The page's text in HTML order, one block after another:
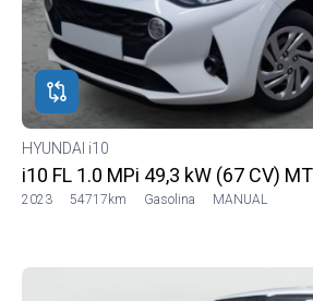
HYUNDAI i10
i10 FL 1.0 MPi 49,3 kW (67 CV)
2023 54717km Gasolina MANUAL